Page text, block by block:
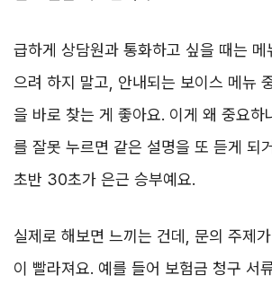
급하게 상담원과 통화하고 싶을 때는 메
으려 하지 말고, 안내되는 보이스 메뉴
을 바로 찾는 게 좋아요. 이게 왜 중요하
를 잘못 누르면 같은 설명을 또 듣게 되
초반 30초가 은근 승부예요.
실제로 해보면 느끼는 건데, 문의 주제
이 빨라져요. 예를 들어 보험금 청구 서